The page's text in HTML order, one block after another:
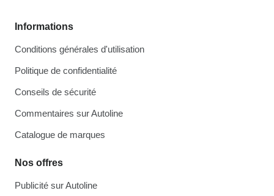
Informations
Conditions générales d'utilisation
Politique de confidentialité
Conseils de sécurité
Commentaires sur Autoline
Catalogue de marques
Nos offres
Publicité sur Autoline